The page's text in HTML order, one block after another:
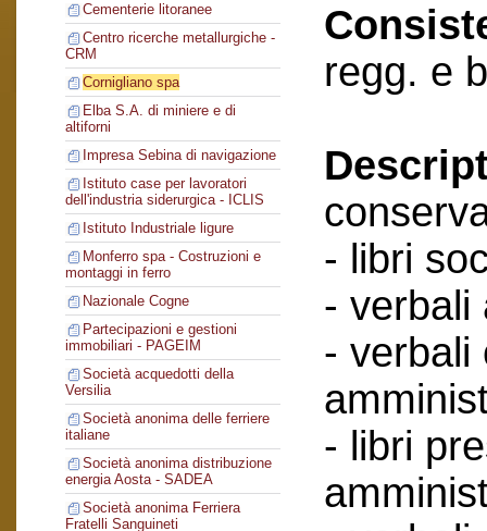
Cementerie litoranee
Centro ricerche metallurgiche -
CRM
Cornigliano spa
Elba S.A. di miniere e di
altiforni
Impresa Sebina di navigazione
Istituto case per lavoratori
dell'industria siderurgica - ICLIS
Istituto Industriale ligure
Monferro spa - Costruzioni e
montaggi in ferro
Nazionale Cogne
Partecipazioni e gestioni
immobiliari - PAGEIM
Società acquedotti della
Versilia
Società anonima delle ferriere
italiane
Società anonima distribuzione
energia Aosta - SADEA
Società anonima Ferriera
Fratelli Sanguineti
regg. e
- libri
- verbali
- verbali
- libri